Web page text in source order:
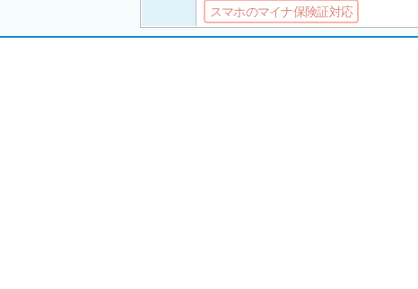
スマホのマイナ保険証対応